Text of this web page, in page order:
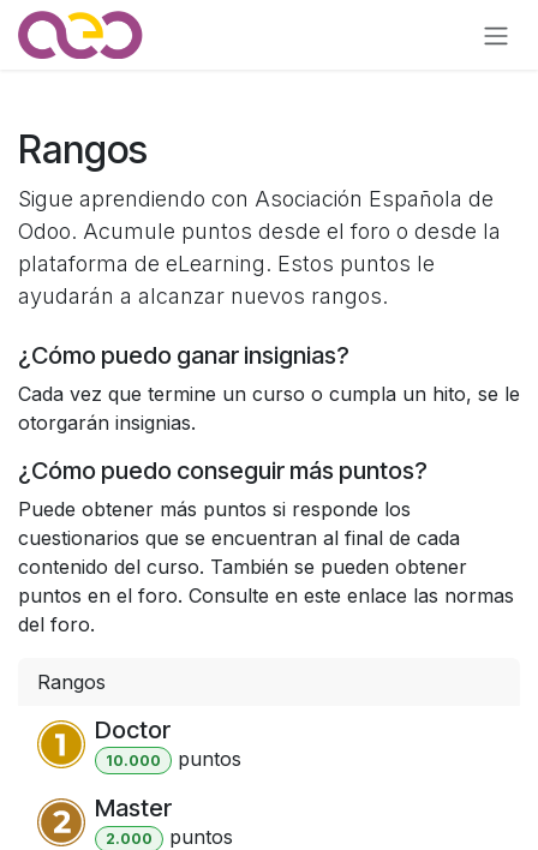
Ir al contenido
Rangos
Sigue aprendiendo con Asociación Española de
Odoo. Acumule puntos desde el foro o desde la
plataforma de eLearning. Estos puntos le
ayudarán a alcanzar nuevos rangos.
¿Cómo puedo ganar insignias?
Cada vez que termine un curso o cumpla un hito, se le
otorgarán insignias.
¿Cómo puedo conseguir más puntos?
Puede obtener más puntos si responde los
cuestionarios que se encuentran al final de cada
contenido del curso. También se pueden obtener
puntos en el foro. Consulte en este enlace las normas
del foro.
Rangos
Doctor
10.000 puntos
Master
2.000 puntos